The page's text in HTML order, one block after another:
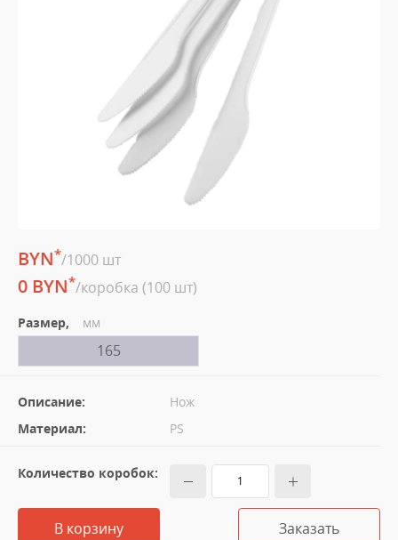
BYN*/1000 шт
0 BYN*/коробка (100 шт)
Размер, мм
165
Описание:
Нож
Материал:
PS
Количество коробок:
В корзину Заказать